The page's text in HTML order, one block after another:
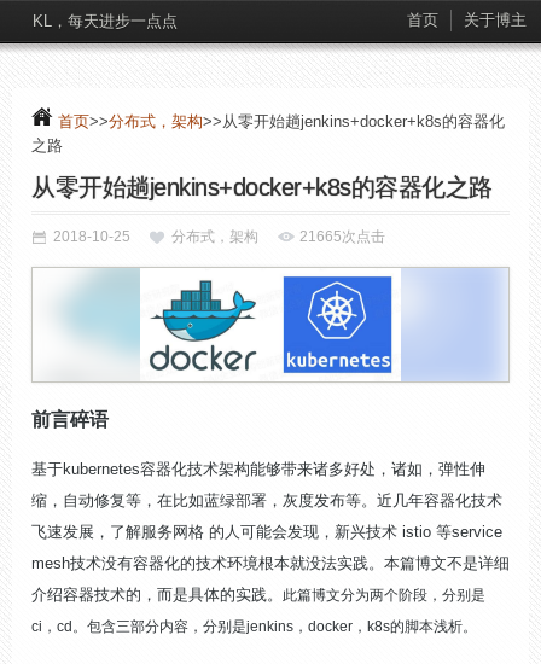
KL，每天进步一点点 首页 关于博主
首页>>分布式，架构>>从零开始趟jenkins+docker+k8s的容器化
之路
从零开始趟jenkins+docker+k8s的容器化之路
2018-10-25 分布式，架构 21665次点击
前言碎语
基于kubernetes容器化技术架构能够带来诸多好处，诸如，弹性伸
缩，自动修复等，在比如蓝绿部署，灰度发布等。近几年容器化技术
飞速发展，了解服务网格 的人可能会发现，新兴技术 istio 等service
mesh技术没有容器化的技术环境根本就没法实践。本篇博文不是详细
介绍容器技术的，而是具体的实践。
此篇博文分为两个阶段，分别是
ci，cd。包含三部分内容，分别是jenkins，docker，k8s的脚本浅析。